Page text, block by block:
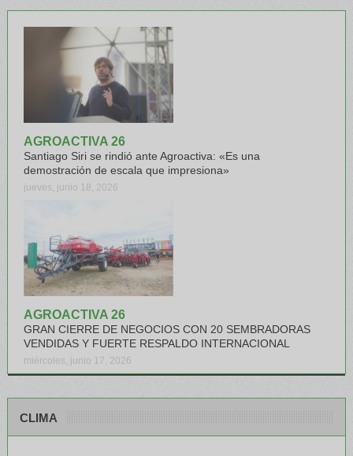
AGROACTIVA 26
Santiago Siri se rindió ante Agroactiva: «Es una
demostración de escala que impresiona»
jueves, junio 18, 2026
AGROACTIVA 26
GRAN CIERRE DE NEGOCIOS CON 20 SEMBRADORAS
VENDIDAS Y FUERTE RESPALDO INTERNACIONAL
miércoles, junio 17, 2026
CLIMA